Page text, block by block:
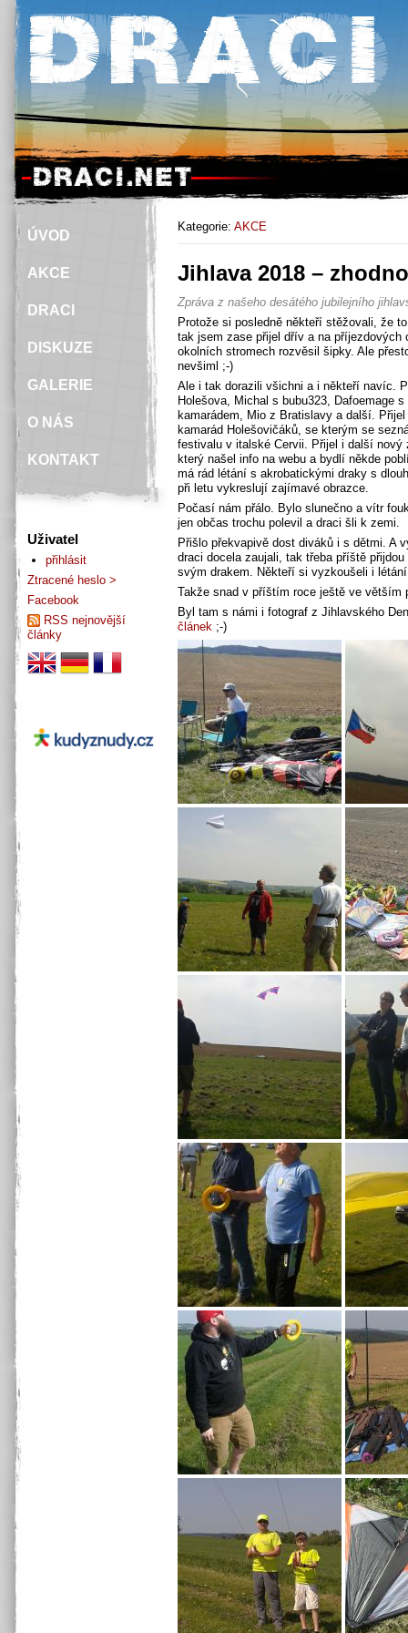
Kategorie: AKCE
Jihlava 2018 –
Zpráva z našeho desátého jubilejního
Protože si posledně někteří stěžovali, že
tak jsem zase přijel dřív a na příjezdových
okolních stromech rozvěsil šipky. Ale
nevšiml ;-)
Ale i tak dorazili všichni a i někteří navíc.
Holešova, Michal s bubu323, Dafoemage
kamarádem, Mio z Bratislavy a další.
kamarád Holešovičáků, se kterým se
festivalu v italské Cervii. Přijel i další nový
který našel info na webu a bydlí někde
má rád létání s akrobatickými draky s
při letu vykreslují zajímavé obrazce.
Počasí nám přálo. Bylo slunečno a vítr
jen občas trochu polevil a draci šli k zemi.
Přišlo překvapivě dost diváků i s dětmi. A
draci docela zaujali, tak třeba příště
svým drakem. Někteří si vyzkoušeli i
Takže snad v příštím roce ještě ve větším
Byl tam s námi i fotograf z Jihlavského
článek ;-)
ÚVOD
AKCE
DRACI
DISKUZE
GALERIE
O NÁS
KONTAKT
Uživatel
přihlásit
Ztracené heslo >
Facebook
RSS nejnovější
články